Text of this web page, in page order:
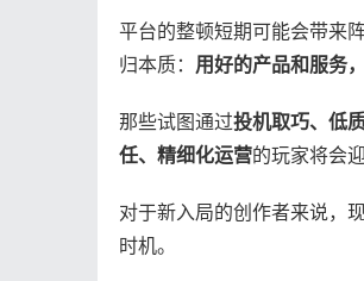
平台的整顿短期可能会带来
归本质：​ 用好的产品和服务
那些试图通过​投机取巧、低
任、精细化运营​的玩家将会
对于新入局的创作者来说，
时机。